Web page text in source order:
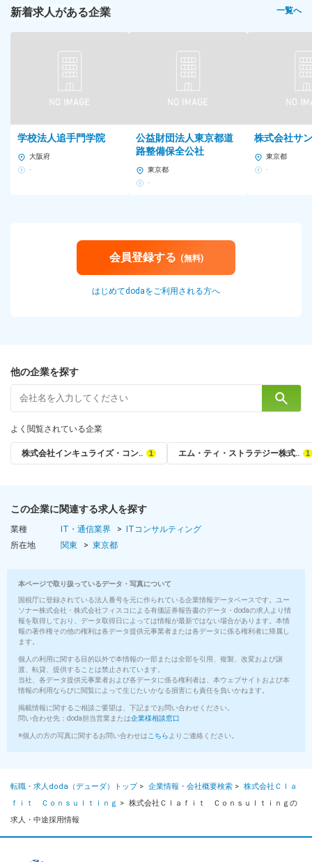
新着求人がある企業 一覧へ
学校法人追手門学院
大阪府
-
公益財団法人東京都道
路整備保全公社
東京都
-
株式会社サ
東京都
-
会員登録する (無料)
はじめてdodaをご利用される方へ
他の企業を探す
よく閲覧されている企業
株式会社インキュライズ・コン‥ エム・ティ・ストラテジー株式‥
この企業に関連する求人を探す
業種 IT・通信業界
ITコンサルティング
所在地
関東 東京都
本ページで取り扱っているデータ・写真について
国税庁に登録されている法人番号を元に作られている企業情報データベースです。ユー
ソナー株式会社・株式会社フィスコによる有価証券報告書のデータ・dodaの求人より情
報を取得しており、データ取得日によっては情報が最新ではない場合があります。本情
報の著作権その他の権利は各データ提供元事業者または各データに係る権利者に帰属し
ます。
個人の利用に関する目的以外で本情報の一部または全部を引用、複製、改変および譲
渡、転貸、提供することは禁止されています。
当社、各データ提供元事業者および各データに係る権利者は、本ウェブサイトおよび本
情報の利用ならびに閲覧によって生じたいかなる損害にも責任を負いかねます。
掲載情報に関するご相談ご要望は、下記までお問い合わせください。
問い合わせ先：doda担当営業または企業様相談窓口
※個人の方の写真に関するお問い合わせは こちら よりご連絡ください。
転職・求人doda（デューダ）トップ> 企業情報・会社概要検索 > 株式会社Ｃｌａ
ｆｉｔ Ｃｏｎｓｕｌｔｉｎｇ > 株式会社Ｃｌａｆｉｔ Ｃｏｎｓｕｌｔｉｎｇの
求人・中途採用情報